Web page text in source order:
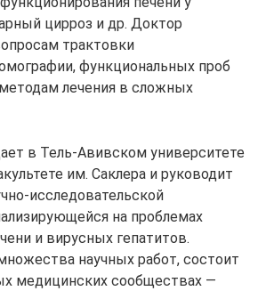
цирроз и др. Доктор
трактовки
функциональных проб
лечения в сложных
в Тель-Авивском университете
им. Саклера и руководит
исследовательской
на проблемах
и вирусных гепатитов.
научных работ, состоит
медицинских сообществах —